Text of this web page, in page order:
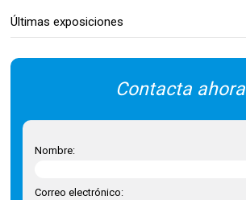
Últimas exposiciones
Contacta ahora
Nombre:
Correo electrónico: